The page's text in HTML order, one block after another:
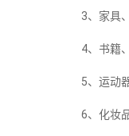
3、家具
4、书籍
5、运动
6、化妆